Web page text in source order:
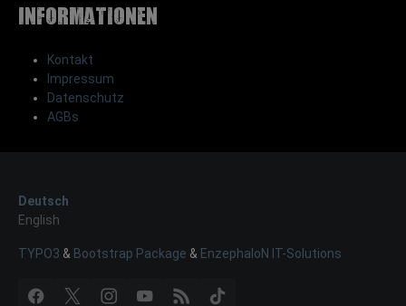
Informationen
Kontakt
Impressum
Datenschutz
AGBs
Deutsch
English
TYPO3 & Bootstrap Package & EnzephaloN IT-Solutions